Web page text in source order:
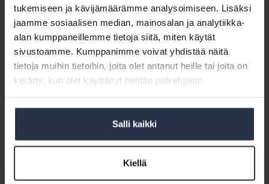
tukemiseen ja kävijämäärämme analysoimiseen. Lisäksi
jaamme sosiaalisen median, mainosalan ja analytiikka-
alan kumppaneillemme tietoja siitä, miten käytät
sivustoamme. Kumppanimme voivat yhdistää näitä
tietoja muihin tietoihin, joita olet antanut heille tai joita on
kerätty, kun olet käyttänyt heidän palvelujaan.
Salli kaikki
Kiellä
Asiantuntijapalvelu:
Tukea
vastuullisuuden
kehittämiseen
Asiantuntijapalvelu: Tukea vastuullisuuden
kehittämiseen
Haluatko kehittää vastuullisuutta isännöintiyrityksessäsi?
Tarve vastuullisuuden edistämiselle nousee yhä
sosiaalisen vastuullisuuden kuin ilmastonmuutoksen
hillitsemisen myötä. Vastuullinen toiminta voi tuoda...
Asiantuntijapalvelut